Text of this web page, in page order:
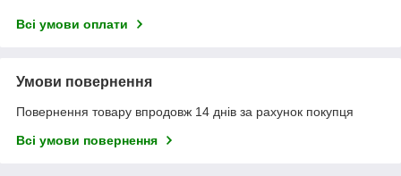
Всі умови оплати
Умови повернення
Повернення товару впродовж 14 днів за рахунок покупця
Всі умови повернення